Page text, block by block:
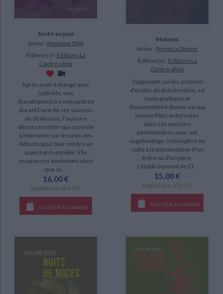
Sortir au jour
Auteur :Amandine Dhée
Éditeur(s) : Editions La
Contre-allée
Après avoir échangé avec
Gabriele, une
thanatopractrice rencontrée
durant l'une de ses séances
de dédicaces, l'auteure
décrit ce métier qui consiste
à intervenir sur le corps des
défunts pour leur rendre un
aspect présentable. Elle
évoque ses évolutions ainsi
que sa ...
16,00 €
Expédié sous 10 à 15 j.
AJOUTER AU PANIER
Mutines
Auteur : Perrine Le Querrec
Éditeur(s) : Editions La
Contre-allée
S'appuyant sur les archives
d'écoles de préservation, ce
texte poétique et
documentaire donne vie aux
jeunes filles enfermées
dans ces maisons
pénitentiaires pour vol,
vagabondage, indiscipline ou
suite à la dénonciation d'un
frère ou d'un père.
L'établissement de Cl...
15,00 €
Expédié sous 10 à 15 j.
AJOUTER AU PANIER